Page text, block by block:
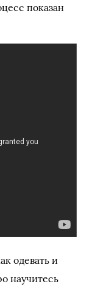
показан
одевать и
научитесь